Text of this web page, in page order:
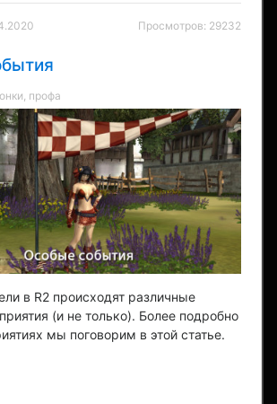
Просмотров: 29232
профа
в R2 происходят различные
(и не только). Более подробно
мы поговорим в этой статье.